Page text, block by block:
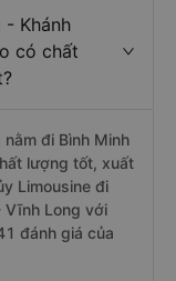
- Khánh
có chất
đi Bình Minh
lượng tốt, xuất
Limousine đi
Vĩnh Long với
đánh giá của